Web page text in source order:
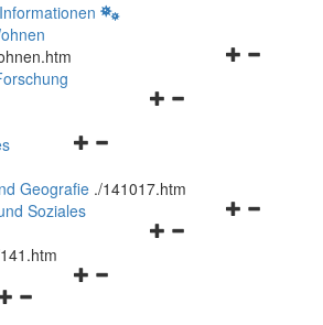
Navigationsmenü
Navigationsmenü
und
schließen
Geografie ./141017.htm
Navigationsmenü
Soziales
Navigationsmenü